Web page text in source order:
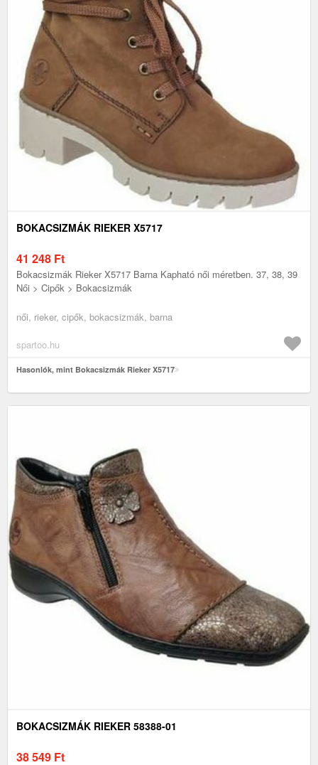
BOKACSIZMÁK RIEKER X5717
41 248 Ft
Bokacsizmák Rieker X5717 Barna Kapható női méretben. 37, 38, 39
Női > Cipők > Bokacsizmák
női, rieker, cipők, bokacsizmák, barna
spartoo.hu
Hasonlók, mint Bokacsizmák Rieker X5717
BOKACSIZMÁK RIEKER 58388-01
38 549 Ft